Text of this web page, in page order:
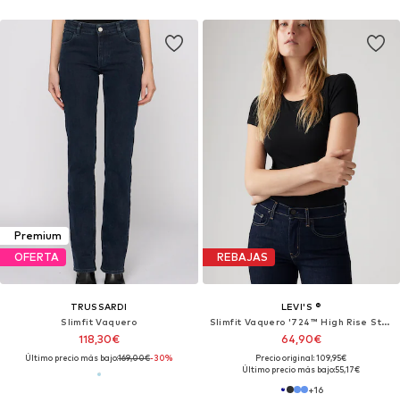
Premium
OFERTA
TRUSSARDI
Slimfit Vaquero
118,30€
Último precio más bajo:169,00€-30%
REBAJAS
LEVI'S ®
Slimfit Vaquero '724™ High Rise Straight'
64,90€
Precio original: 109,95€
Último precio más bajo:55,17€
+16